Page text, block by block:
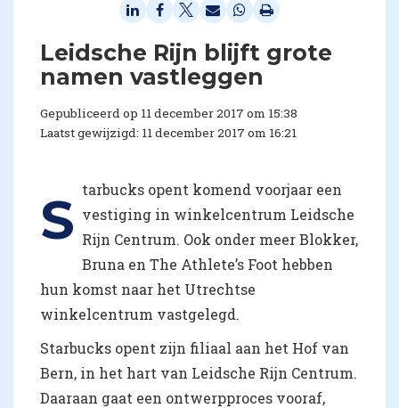
Leidsche Rijn blijft grote
namen vastleggen
Gepubliceerd op 11 december 2017 om 15:38
Laatst gewijzigd: 11 december 2017 om 16:21
S tarbucks opent komend voorjaar een
vestiging in winkelcentrum Leidsche
Rijn Centrum. Ook onder meer Blokker,
Bruna en The Athlete’s Foot hebben
hun komst naar het Utrechtse
winkelcentrum vastgelegd.
Starbucks opent zijn filiaal aan het Hof van
Bern, in het hart van Leidsche Rijn Centrum.
Daaraan gaat een ontwerpproces vooraf,